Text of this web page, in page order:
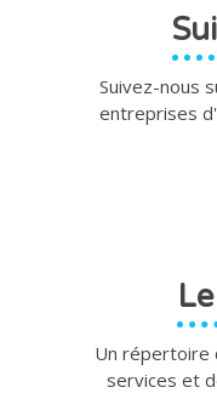
Suivez-nous
entreprises
Un répertoire
services et